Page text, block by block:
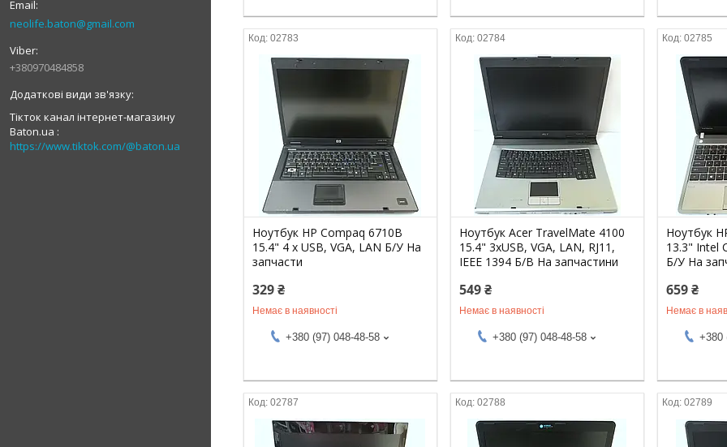
neolife.baton@gmail.com
+380970484858
Тікток канал інтернет-магазину
Baton.ua
https://www.tiktok.com/@baton.ua
02783
Ноутбук HP Compaq 6710B
15.4" 4 х USB, VGA, LAN Б/У На
запчасти
329 ₴
Немає в наявності
+380 (97) 048-48-58
02784
Ноутбук Acer TravelMate 4100
15.4" 3хUSB, VGA, LAN, RJ11,
IEEE 1394 Б/В На запчастини
549 ₴
Немає в наявності
+380 (97) 048-48-58
02785
Ноутбук
13.3" Intel
Б/У На
659 ₴
Немає в
+380
02787 02788 02789